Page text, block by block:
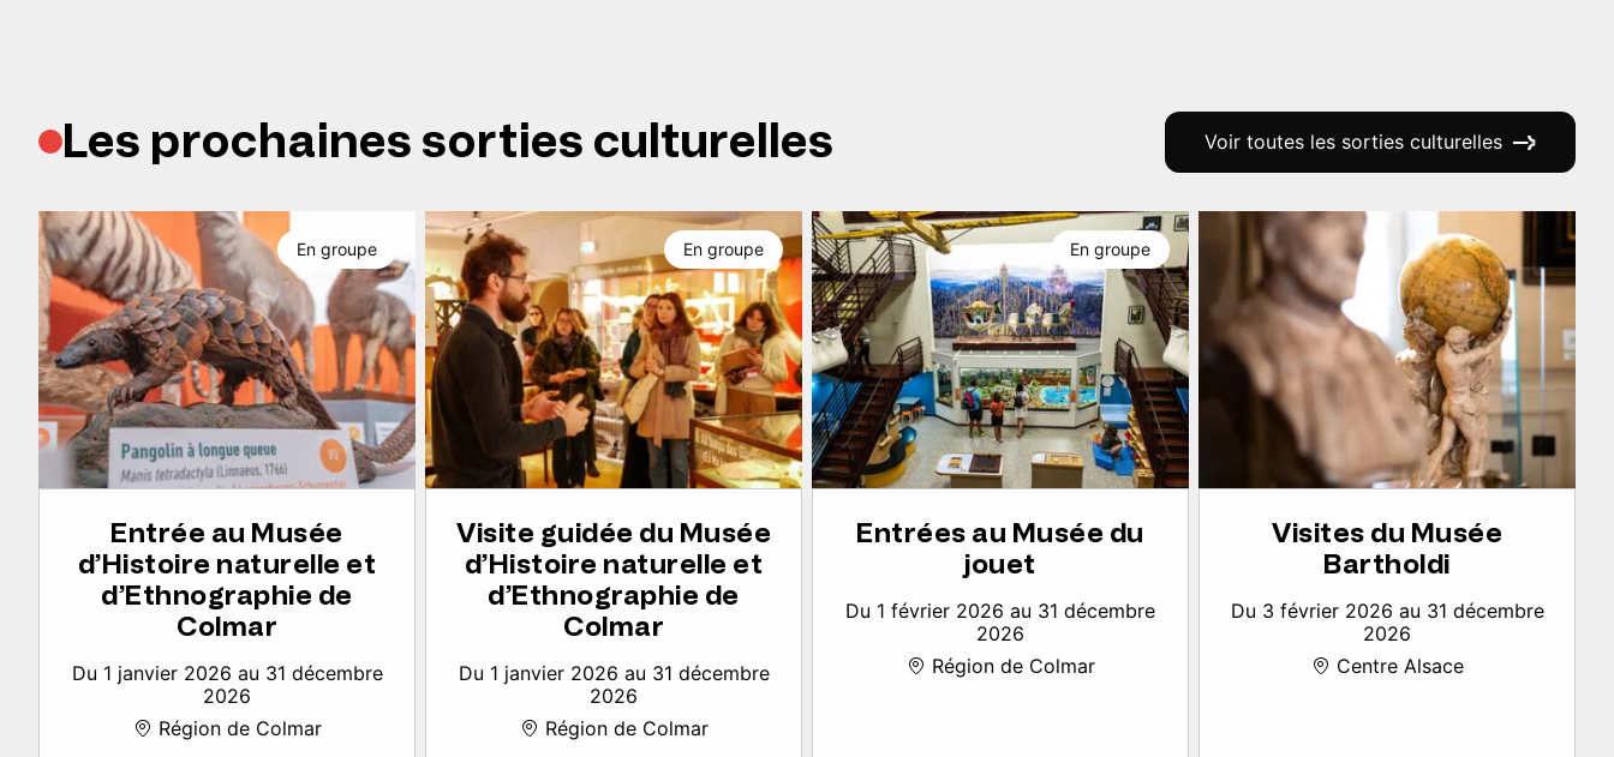
Les prochaines sorties culturelles Voir toutes les sorties culturelles
Entrée au Musée
d’Histoire naturelle et
d’Ethnographie de
Colmar
Du 1 janvier 2026 au 31 décembre
2026
Région de Colmar
En groupe
Visite guidée du Musée
d’Histoire naturelle et
d’Ethnographie de
Colmar
Du 1 janvier 2026 au 31 décembre
2026
Région de Colmar
En groupe
Entrées au Musée du
jouet
Du 1 février 2026 au 31 décembre
2026
Région de Colmar
En groupe
Visites du Musée
Bartholdi
Du 3 février 2026 au 31 décembre
2026
Centre Alsace